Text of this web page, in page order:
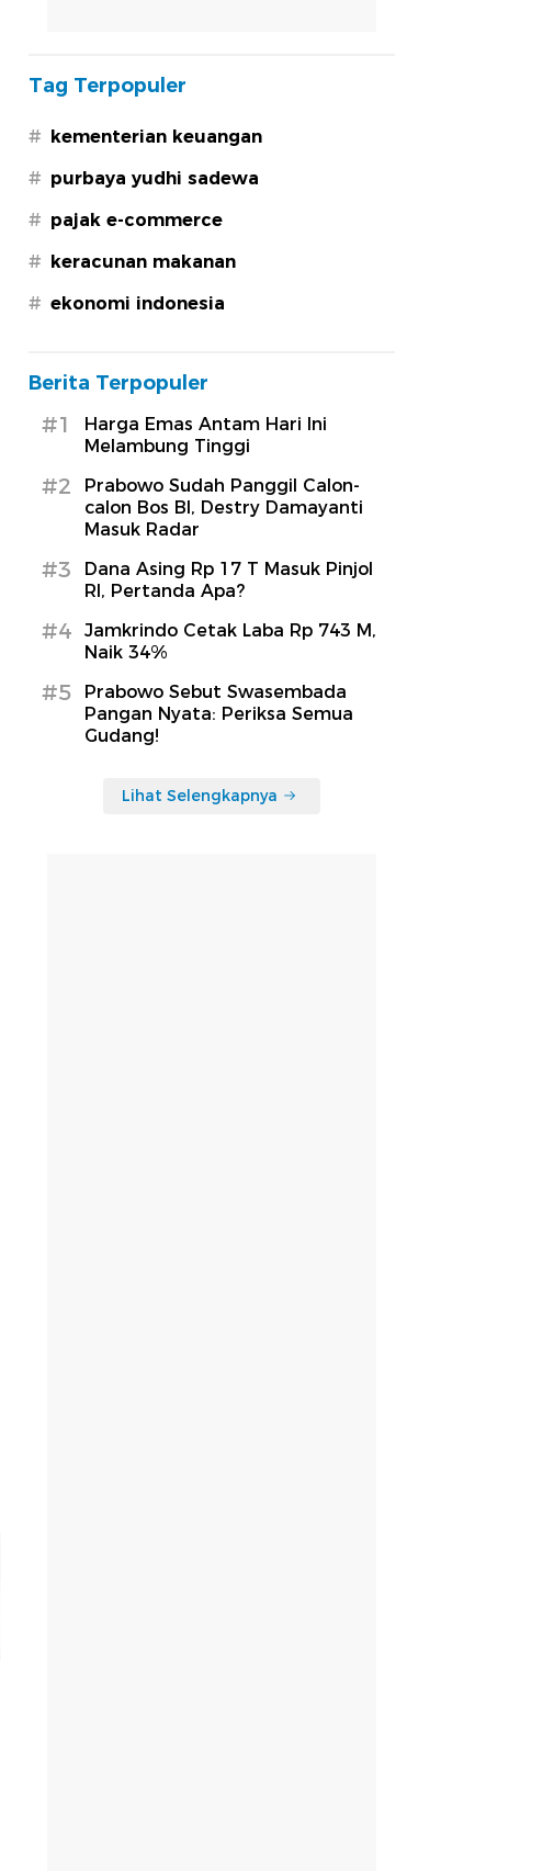
Tag Terpopuler
# kementerian keuangan
# purbaya yudhi sadewa
# pajak e-commerce
# keracunan makanan
# ekonomi indonesia
Berita Terpopuler
#1
Harga Emas Antam Hari Ini
Melambung Tinggi
#2
Prabowo Sudah Panggil Calon-
calon Bos BI, Destry Damayanti
Masuk Radar
#3
Dana Asing Rp 17 T Masuk Pinjol
RI, Pertanda Apa?
#4
Jamkrindo Cetak Laba Rp 743 M,
Naik 34%
#5
Prabowo Sebut Swasembada
Pangan Nyata: Periksa Semua
Gudang!
Lihat Selengkapnya